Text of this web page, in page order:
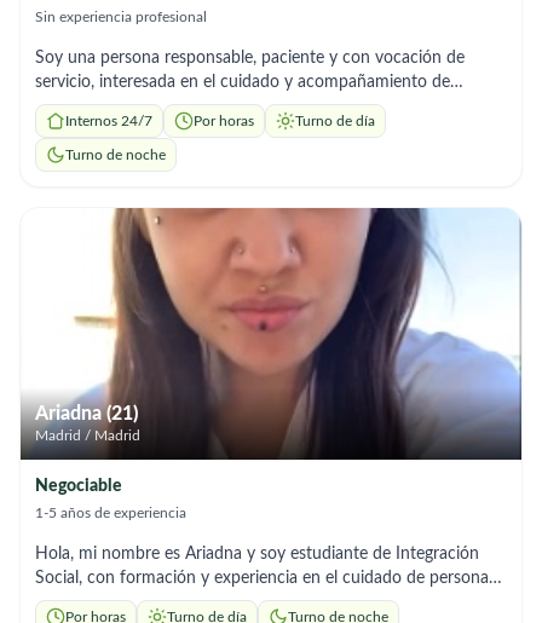
Sin experiencia profesional
Soy una persona responsable, paciente y con vocación de
servicio, interesada en el cuidado y acompañamiento de
personas mayores. Tengo conocimientos básicos en toma de
signos vitales (presión arterial, pulso, temperatura y respiración)
y estoy dispuesta a seguir instrucciones médicas y aprender
higiene, comidas) Control y registro de signos vitales
Recordatorio de medicación (según indicaciones) Compañía,
conversación y apoyo emocional. Tareas ligeras del hogar
relacionadas con el cuidado del adulto mayor. Me caracterizo
por ser puntual, respetuosa, empática y muy atenta a las
necesidades de la persona bajo mi cuidado. Busco una
oportunidad para ganar experiencia y ofrecer un cuidado
humano y responsable. Disponibilidad: por horas, media
jornada o jornada completa (según necesidad).
Internos 24/7 Por horas Turno de día
Turno de noche
Ariadna (21)
Madrid / Madrid
Negociable
1-5 años de experiencia
Hola, mi nombre es Ariadna y soy estudiante de Integración
Social, con formación y experiencia en el cuidado de personas.
Cuento con el Grado Medio en Atención a Personas en
Por horas Turno de día Turno de noche